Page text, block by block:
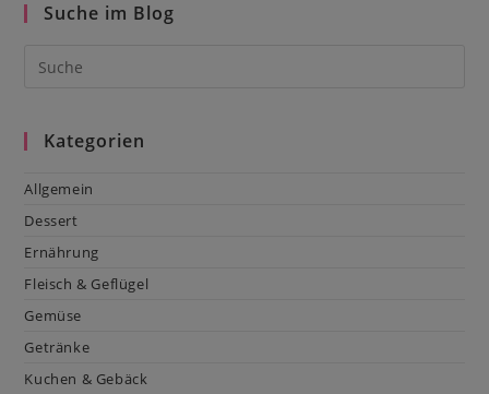
Suche im Blog
Kategorien
Allgemein
Dessert
Ernährung
Fleisch & Geflügel
Gemüse
Getränke
Kuchen & Gebäck